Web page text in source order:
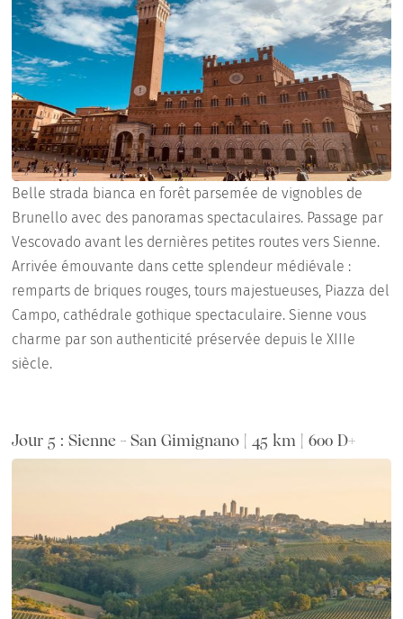
Belle strada bianca en forêt parsemée de vignobles de
Brunello avec des panoramas spectaculaires. Passage par
Vescovado avant les dernières petites routes vers Sienne.
Arrivée émouvante dans cette splendeur médiévale :
remparts de briques rouges, tours majestueuses, Piazza del
Campo, cathédrale gothique spectaculaire. Sienne vous
charme par son authenticité préservée depuis le XIIIe
siècle.
Jour 5 : Sienne - San Gimignano | 45 km | 600 D+